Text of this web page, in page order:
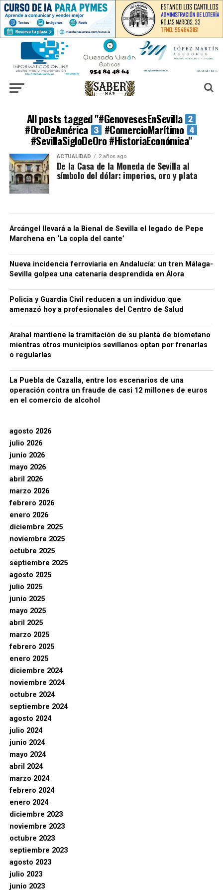
All posts tagged "#GenovesesEnSevilla
#OroDeAmérica #ComercioMarítimo
#SevillaSigloDeOro #HistoriaEconómica"
ACTUALIDAD 2 años ago
De la Casa de la Moneda de Sevilla al
símbolo del dólar: imperios, oro y plata
Arcángel llevará a la Bienal de Sevilla el legado de Pepe
Marchena en ‘La copla del cante’
Nueva incidencia ferroviaria en Andalucía: un tren Málaga-
Sevilla golpea una catenaria desprendida en Álora
Policia y Guardia Civil reducen a un individuo que
amenazó hoy a profesionales del Centro de Salud
Arahal mantiene la tramitación de su planta de biometano
mientras otros municipios sevillanos optan por frenarlas
o regularlas
La Puebla de Cazalla, entre los escenarios de una
operación contra un fraude de casi 12 millones de euros
en el comercio de alcohol
agosto 2026
julio 2026
junio 2026
mayo 2026
abril 2026
marzo 2026
febrero 2026
enero 2026
diciembre 2025
noviembre 2025
octubre 2025
septiembre 2025
agosto 2025
julio 2025
junio 2025
mayo 2025
abril 2025
marzo 2025
febrero 2025
enero 2025
diciembre 2024
noviembre 2024
octubre 2024
septiembre 2024
agosto 2024
julio 2024
junio 2024
mayo 2024
abril 2024
marzo 2024
febrero 2024
enero 2024
diciembre 2023
noviembre 2023
octubre 2023
septiembre 2023
agosto 2023
julio 2023
junio 2023